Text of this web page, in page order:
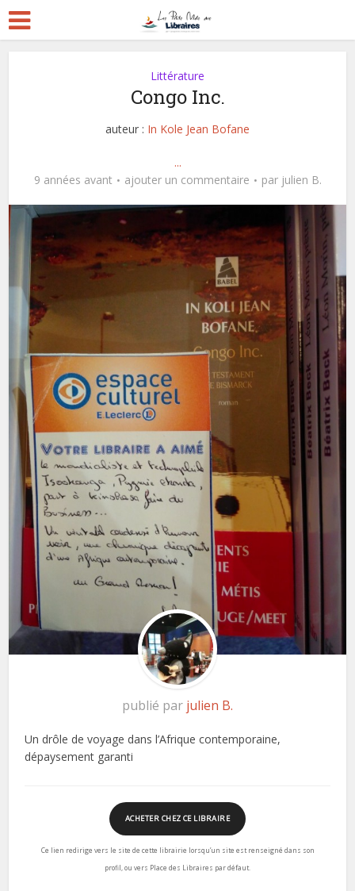
Littérature
Congo Inc.
auteur : In Kole Jean Bofane
...
9 années avant
ajouter un commentaire par julien B.
publié par julien B.
Un drôle de voyage dans l’Afrique contemporaine,
dépaysement garanti
ACHETER CHEZ CE LIBRAIRE
Ce lien redirige vers le site de cette librairie lorsqu’un site est renseigné dans son
profil, ou vers Place des Libraires par défaut.